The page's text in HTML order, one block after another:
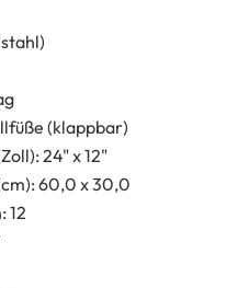
(klappbar)
24" x 12"
60,0 x 30,0
12